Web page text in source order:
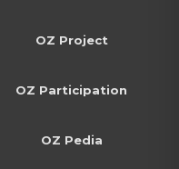
OZ Project
OZ Participation
OZ Pedia